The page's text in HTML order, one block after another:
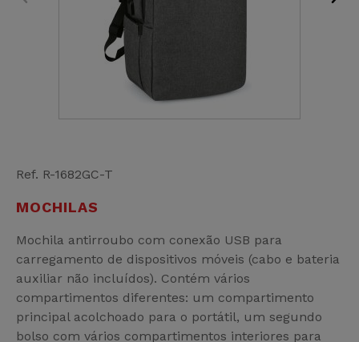
Ref. R-1682GC-T
MOCHILAS
Mochila antirroubo com conexão USB para
carregamento de dispositivos móveis (cabo e bateria
auxiliar não incluídos). Contém vários
compartimentos diferentes: um compartimento
principal acolchoado para o portátil, um segundo
bolso com vários compartimentos interiores para